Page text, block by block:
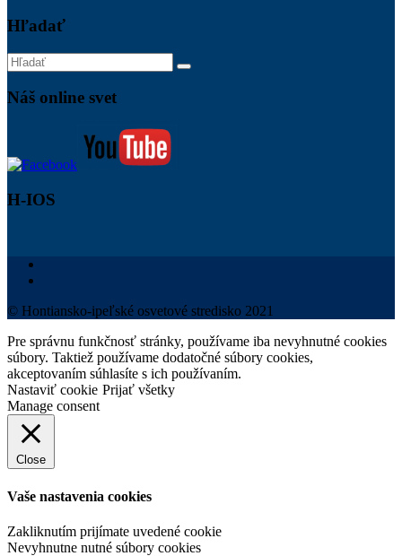
Hľadať
Náš online svet
H-IOS
© Hontiansko-ipeľské osvetové stredisko 2021
Pre správnu funkčnosť stránky, používame iba nevyhnutné cookies
súbory. Taktiež používame dodatočné súbory cookies,
akceptovaním súhlasíte s ich používaním.
Nastaviť cookie Prijať všetky
Manage consent
Close
Vaše nastavenia cookies
Zakliknutím prijímate uvedené cookie
Nevyhnutne nutné súbory cookies